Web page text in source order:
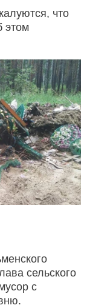
что
этом
сельского
с